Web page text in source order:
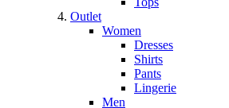
Outlet
Women
Dresses
Shirts
Pants
Lingerie
Men